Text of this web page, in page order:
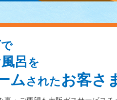
で
呂を
ムされたお客さ